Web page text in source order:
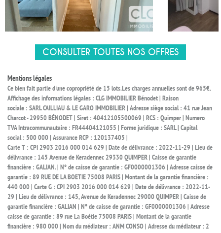
CONSULTER TOUTES NOS OFFRES
Mentions légales
Ce bien fait partie d'une copropriété de 15 lots.Les charges annuelles sont de 965€.
Affichage des informations légales : CLG IMMOBILIER Bénodet | Raison
sociale : SARL CAILLIAU & LE GARO IMMOBILIER | Adresse siège social : 41 rue Jean
Charcot - 29950 BÉNODET | Siret : 40412105500069 | RCS : Quimper | Numero
TVA Intracommunautaire : FR44404121055 | Forme juridique : SARL | Capital
social : 500 000 | Assurance RCP : 120137405 |
Carte T : CPI 2903 2016 000 014 629 | Date de délivrance : 2022-11-29 | Lieu de
délivrance : 145 Avenue de Keradennec 29330 QUIMPER | Caisse de garantie
financière : GALIAN. | N° de caisse de garantie : GF0000001306 | Adresse caisse de
garantie : 89 RUE DE LA BOETIE 75008 PARIS | Montant de la garantie financière :
440 000 | Carte G : CPI 2903 2016 000 014 629 | Date de délivrance : 2022-11-
29 | Lieu de délivrance : 145, Avenue de Keradennec 29000 QUIMPER | Caisse de
garantie financière : GALIAN | N° de caisse de garantie : GF0000001306 | Adresse
caisse de garantie : 89 rue La Boétie 75008 PARIS | Montant de la garantie
financière : 980 000 | Nom du médiateur : ANM CONSO | Adresse du médiateur : 2